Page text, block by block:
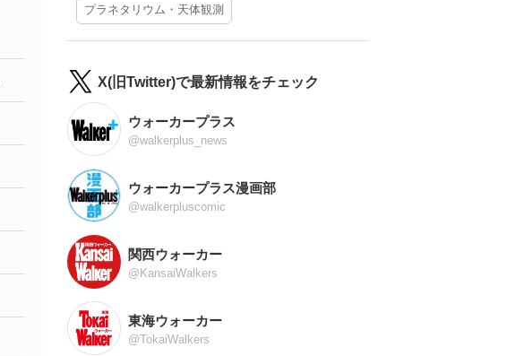
プラネタリウム・天体観測
X(旧Twitter)で最新情報をチェック
ウォーカープラス
@walkerplus_news
ウォーカープラス漫画部
@walkerpluscomic
関西ウォーカー
@KansaiWalkers
東海ウォーカー
@TokaiWalkers